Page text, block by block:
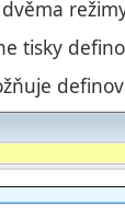
tisky